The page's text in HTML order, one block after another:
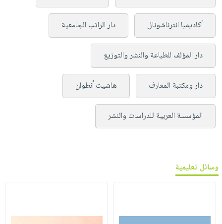
أكاديميا انترناشونال دار الراتب الجامعية
دار المؤلف للطباعة والنشر والتوزيع
دار ومكتبة المعارف هاشيت أنطوان
المؤسسة العربية للدراسات والنشر
وسائل تعليمية